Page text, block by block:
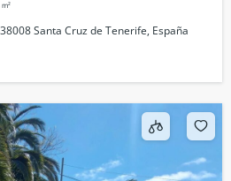
m²
Santa Cruz de Tenerife, España